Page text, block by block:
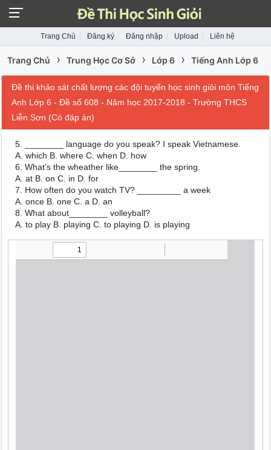
Trang Chủ Đăng ký Đăng nhập Upload Liên hệ
Trang Chủ › Trung Học Cơ Sở › Lớp 6 › Tiếng Anh Lớp 6
Đề thi khảo sát chất lượng các đội tuyển học sinh giỏi môn Tiếng
Anh Lớp 6 - Đề số 608 - Năm học 2017-2018 - Trường THCS
Liễn Sơn (Có đáp án)
5. ________ language do you speak? I speak Vietnamese.
A. which B. where C. when D. how
6. What’s the wheather like________ the spring.
A. at B. on C. in D. for
7. How often do you watch TV? _________ a week
A. once B. one C. a D. an
8. What about________ volleyball?
A. to play B. playing C. to playing D. is playing